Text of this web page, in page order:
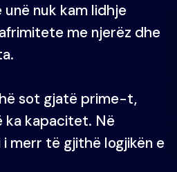
nuk kam lidhje
me njerëz dhe
sot gjatë prime-t,
ka kapacitet. Në
merr të gjithë logjikën e